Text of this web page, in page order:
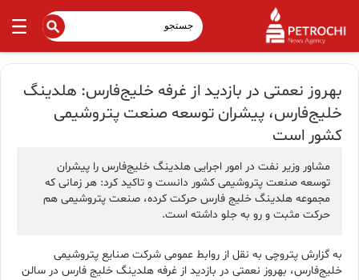
بهروز نعمتی در بازدید از غرفه خلیج‌فارس: هلدینگ
خلیج‌فارس، پیشران توسعه صنعت پتروشیمی
کشور است
مشاور وزیر نفت در امور اجرایی هلدینگ خلیج‌فارس را پیشران
توسعه صنعت پتروشیمی کشور دانست و تاکید کرد: هر زمانی که
مجموعه هلدینگ خلیج فارس حرکت کرده، صنعت پتروشیمی هم
حرکت مثبت و رو به جلو داشته است.
به گزارش پتروچی به نقل از روابط عمومی شرکت صنایع پتروشیمی
خلیج‌فارس، بهروز نعمتی در بازدید از غرفه هلدینگ خلیج فارس در سالن